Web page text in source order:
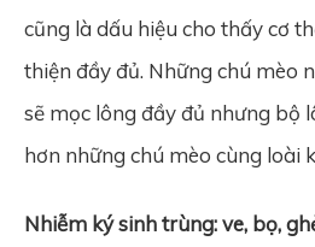
cũng là dấu hiệu cho thấy cơ
thiện đầy đủ. Những chú mèo
sẽ mọc lông đầy đủ nhưng bộ
hơn những chú mèo cùng loài
Nhiễm ký sinh trùng: ve, bọ,